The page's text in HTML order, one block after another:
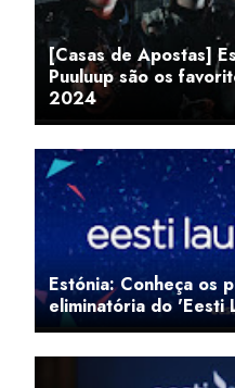
[Casas de Apostas]
Puuluup são os
2024
Estónia: Conheça os
eliminatória do 'Eesti